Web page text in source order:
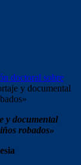
doctoral sobre
y documental
y documental
robados»